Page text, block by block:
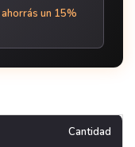
ahorrás un 15%
Cantidad